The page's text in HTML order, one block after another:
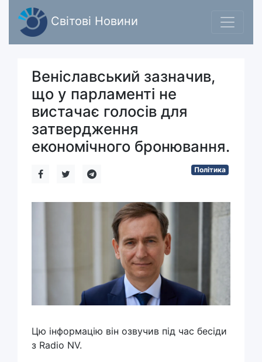
Світові Новини
Веніславський зазначив,
що у парламенті не
вистачає голосів для
затвердження
економічного бронювання.
Політика
Цю інформацію він озвучив під час бесіди
з Radio NV.